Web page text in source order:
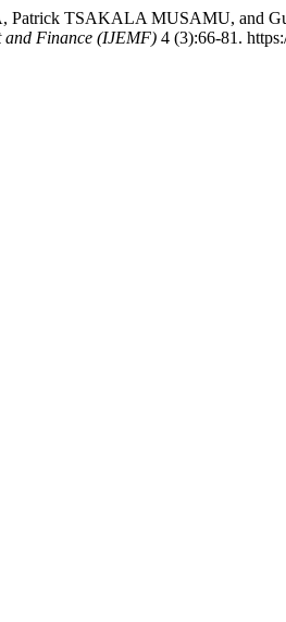
TSAKALA MUSAMU, and
and Finance (IJEMF) 4 (3):66-81.